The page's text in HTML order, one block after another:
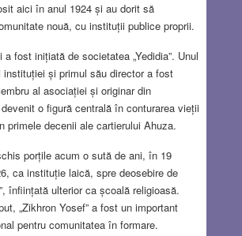
aici în anul 1924 și au dorit să
nouă, cu instituții publice proprii.
fost inițiată de societatea „Yedidia”. Unul
instituției și primul său director a fost
al asociației și originar din
o figură centrală în conturarea vieții
primele decenii ale cartierului Ahuza.
porțile acum o sută de ani, în 19
ca instituție laică, spre deosebire de
înființată ulterior ca școală religioasă.
„Zikhron Yosef” a fost un important
pentru comunitatea în formare.